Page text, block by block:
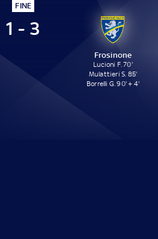
FINE
1 - 3
Frosinone
Lucioni F. 70'
Mulattieri S. 85'
Borrelli G. 90' + 4'